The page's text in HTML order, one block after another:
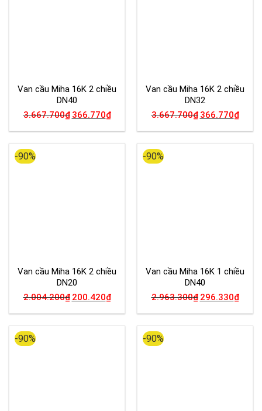
Van cầu Miha 16K 2 chiều
DN40
3.667.700₫ 366.770₫
Van cầu Miha 16K 2 chiều
DN32
3.667.700₫ 366.770₫
-90%
Van cầu Miha 16K 2 chiều
DN20
2.004.200₫ 200.420₫
-90%
Van cầu Miha 16K 1 chiều
DN40
2.963.300₫ 296.330₫
-90% -90%